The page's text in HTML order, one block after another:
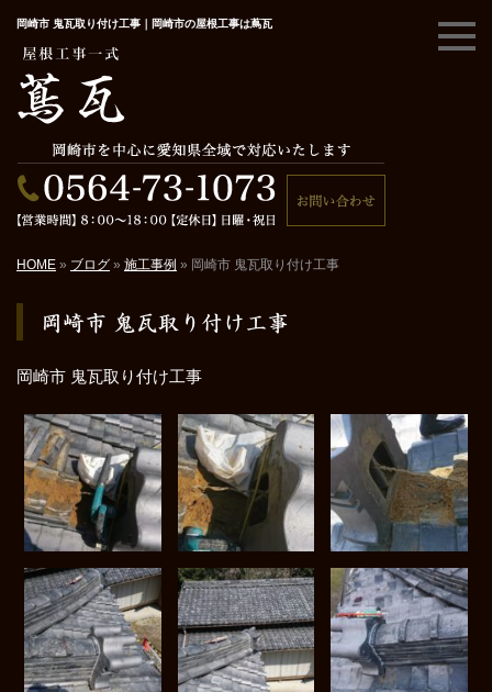
岡崎市 鬼瓦取り付け工事｜岡崎市の屋根工事は蔦瓦
HOME » ブログ » 施工事例 » 岡崎市 鬼瓦取り付け工事
岡崎市 鬼瓦取り付け工事
岡崎市 鬼瓦取り付け工事